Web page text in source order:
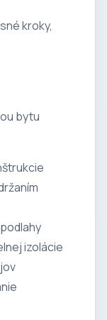
kroky,
bytu
izolácie